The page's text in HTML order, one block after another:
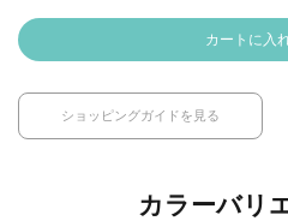
カートに入
ショッピングガイドを見る
カラーバリ